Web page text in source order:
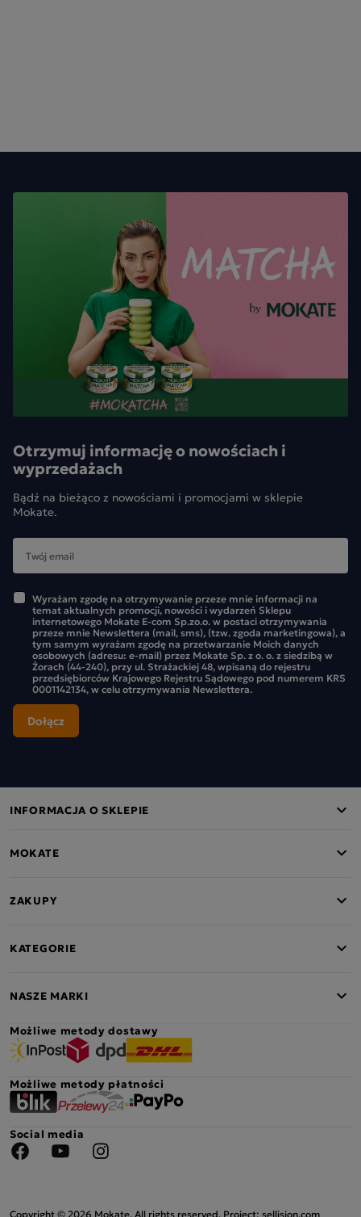
Otrzymuj informację o nowościach i
wyprzedażach
Bądź na bieżąco z nowościami i promocjami w sklepie
Mokate.
Wyrażam zgodę na otrzymywanie przeze mnie informacji na
temat aktualnych promocji, nowości i wydarzeń Sklepu
internetowego Mokate E-com Sp.zo.o. w postaci otrzymywania
przeze mnie Newslettera (mail, sms), (tzw. zgoda marketingowa), a
tym samym wyrażam zgodę na przetwarzanie Moich danych
osobowych (adresu: e-mail) przez Mokate Sp. z o. o. z siedzibą w
Żorach (44-240), przy ul. Strażackiej 48, wpisaną do rejestru
przedsiębiorców Krajowego Rejestru Sądowego pod numerem KRS
0001142134, w celu otrzymywania Newslettera.
INFORMACJA O SKLEPIE
MOKATE
ZAKUPY
KATEGORIE
NASZE MARKI
Możliwe metody dostawy
Możliwe metody płatności
Social media
Copyright © 2026 Mokate. All rights reserved. Project: sellision.com